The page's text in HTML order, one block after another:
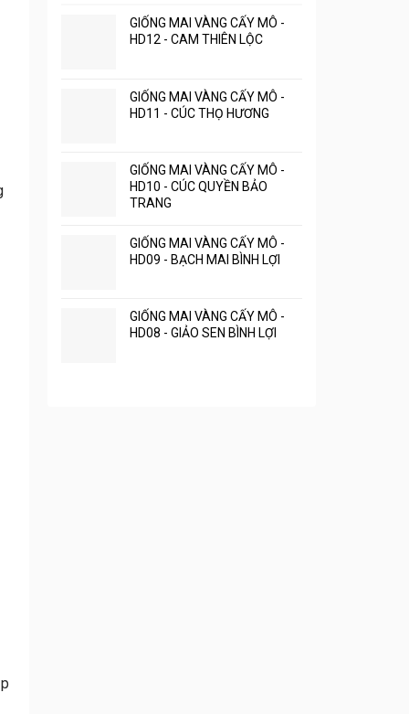
GIỐNG MAI VÀNG CẤY MÔ -
HD12 - CAM THIÊN LỘC
GIỐNG MAI VÀNG CẤY MÔ -
HD11 - CÚC THỌ HƯƠNG
GIỐNG MAI VÀNG CẤY MÔ -
HD10 - CÚC QUYỀN BẢO
TRANG
GIỐNG MAI VÀNG CẤY MÔ -
HD09 - BẠCH MAI BÌNH LỢI
GIỐNG MAI VÀNG CẤY MÔ -
HD08 - GIẢO SEN BÌNH LỢI